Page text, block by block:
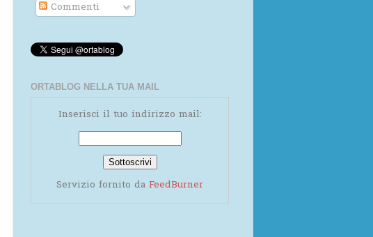
Commenti
ORTABLOG NELLA TUA MAIL
Inserisci il tuo indirizzo mail:
Servizio fornito da FeedBurner